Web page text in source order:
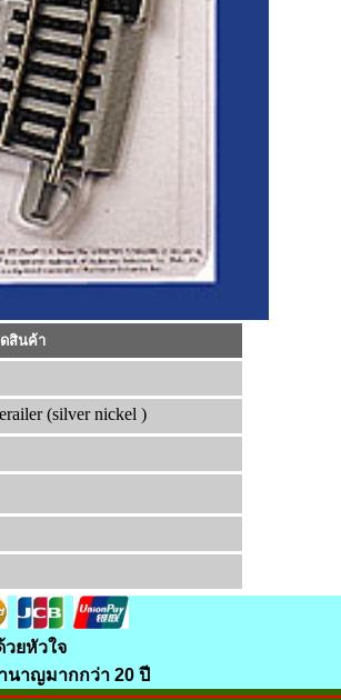
ดสินค้า
(silver nickel )
วยหัวใจ
นาญมากกว่า 20 ปี